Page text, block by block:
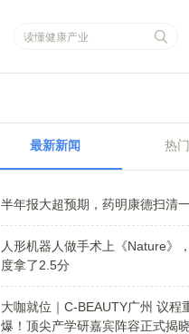
最新新闻 热
半年报大超预期，药明康德扫清
人形机器人做手术上《Nature》
度拿了2.5分
大咖就位｜C-BEAUTY广州 议程
爆！顶尖产学研嘉宾阵容正式揭晓